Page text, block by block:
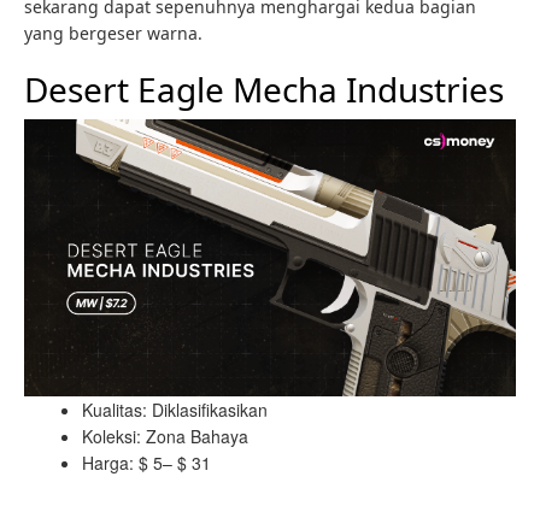
sekarang dapat sepenuhnya menghargai kedua bagian
yang bergeser warna.
Desert Eagle Mecha Industries
Kualitas: Diklasifikasikan
Koleksi: Zona Bahaya
Harga: $ 5– $ 31